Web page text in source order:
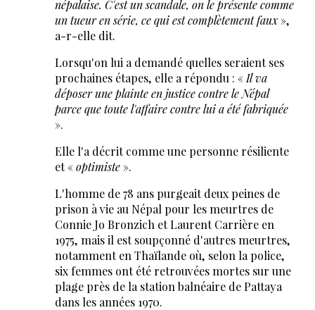
népalaise. C'est un scandale, on le présente comme
un tueur en série, ce qui est complètement faux»,
a-r-elle dit.
Lorsqu'on lui a demandé quelles seraient ses
prochaines étapes, elle a répondu : « Il va
déposer une plainte en justice contre le Népal
parce que toute l'affaire contre lui a été fabriquée
».
Elle l'a décrit comme une personne résiliente
et «optimiste».
L'homme de 78 ans purgeait deux peines de
prison à vie au Népal pour les meurtres de
Connie Jo Bronzich et Laurent Carrière en
1975, mais il est soupçonné d'autres meurtres,
notamment en Thaïlande où, selon la police,
six femmes ont été retrouvées mortes sur une
plage près de la station balnéaire de Pattaya
dans les années 1970.